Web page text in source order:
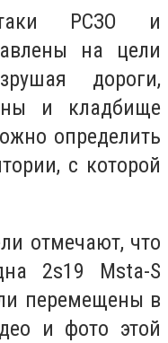
РСЗО и
на цели
дороги,
и кладбище
определить
с которой
отмечают, что
2s19 Msta-S
перемещены в
и фото этой